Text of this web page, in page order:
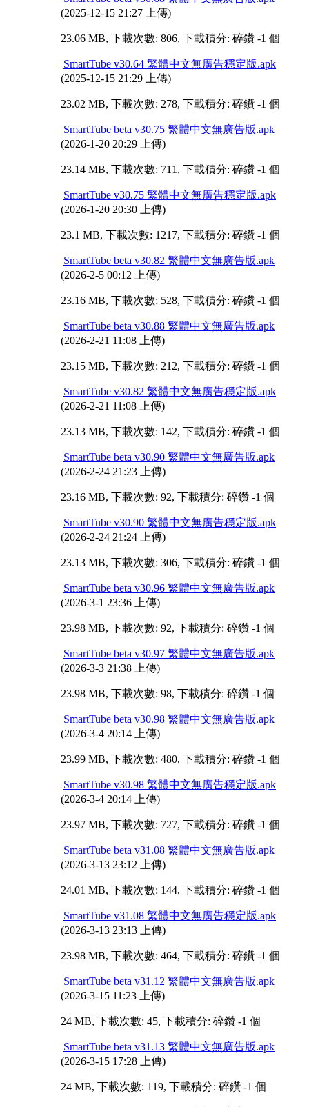
(2025-12-15 21:27 上傳)
23.06 MB, 下載次數: 806, 下載積分: 碎鑽 -1 個
SmartTube v30.64 繁體中文無廣告穩定版.apk
(2025-12-15 21:29 上傳)
23.02 MB, 下載次數: 278, 下載積分: 碎鑽 -1 個
SmartTube beta v30.75 繁體中文無廣告版.apk
(2026-1-20 20:29 上傳)
23.14 MB, 下載次數: 711, 下載積分: 碎鑽 -1 個
SmartTube v30.75 繁體中文無廣告穩定版.apk
(2026-1-20 20:30 上傳)
23.1 MB, 下載次數: 1217, 下載積分: 碎鑽 -1 個
SmartTube beta v30.82 繁體中文無廣告版.apk
(2026-2-5 00:12 上傳)
23.16 MB, 下載次數: 528, 下載積分: 碎鑽 -1 個
SmartTube beta v30.88 繁體中文無廣告版.apk
(2026-2-21 11:08 上傳)
23.15 MB, 下載次數: 212, 下載積分: 碎鑽 -1 個
SmartTube v30.82 繁體中文無廣告穩定版.apk
(2026-2-21 11:08 上傳)
23.13 MB, 下載次數: 142, 下載積分: 碎鑽 -1 個
SmartTube beta v30.90 繁體中文無廣告版.apk
(2026-2-24 21:23 上傳)
23.16 MB, 下載次數: 92, 下載積分: 碎鑽 -1 個
SmartTube v30.90 繁體中文無廣告穩定版.apk
(2026-2-24 21:24 上傳)
23.13 MB, 下載次數: 306, 下載積分: 碎鑽 -1 個
SmartTube beta v30.96 繁體中文無廣告版.apk
(2026-3-1 23:36 上傳)
23.98 MB, 下載次數: 92, 下載積分: 碎鑽 -1 個
SmartTube beta v30.97 繁體中文無廣告版.apk
(2026-3-3 21:38 上傳)
23.98 MB, 下載次數: 98, 下載積分: 碎鑽 -1 個
SmartTube beta v30.98 繁體中文無廣告版.apk
(2026-3-4 20:14 上傳)
23.99 MB, 下載次數: 480, 下載積分: 碎鑽 -1 個
SmartTube v30.98 繁體中文無廣告穩定版.apk
(2026-3-4 20:14 上傳)
23.97 MB, 下載次數: 727, 下載積分: 碎鑽 -1 個
SmartTube beta v31.08 繁體中文無廣告版.apk
(2026-3-13 23:12 上傳)
24.01 MB, 下載次數: 144, 下載積分: 碎鑽 -1 個
SmartTube v31.08 繁體中文無廣告穩定版.apk
(2026-3-13 23:13 上傳)
23.98 MB, 下載次數: 464, 下載積分: 碎鑽 -1 個
SmartTube beta v31.12 繁體中文無廣告版.apk
(2026-3-15 11:23 上傳)
24 MB, 下載次數: 45, 下載積分: 碎鑽 -1 個
SmartTube beta v31.13 繁體中文無廣告版.apk
(2026-3-15 17:28 上傳)
24 MB, 下載次數: 119, 下載積分: 碎鑽 -1 個